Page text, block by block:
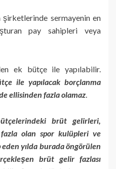
sermayenin en
pay sahipleri veya
ek bütçe ile yapılabilir.
ile yapılacak borçlanma
ellisinden fazla olamaz
brüt gelirleri,
olan spor kulüpleri ve
yılda burada öngörülen
brüt gelir fazlası